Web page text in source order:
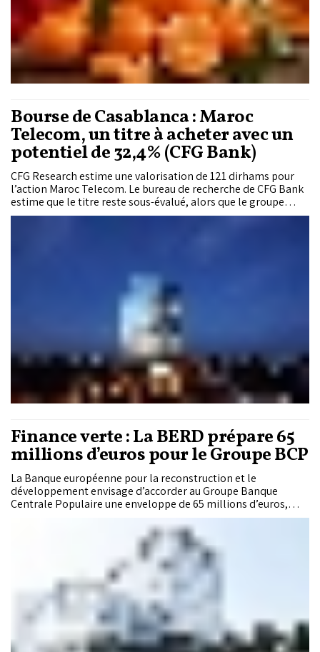
Bourse de Casablanca : Maroc
Telecom, un titre à acheter avec un
potentiel de 32,4% (CFG Bank)
CFG Research estime une valorisation de 121 dirhams pour
l’action Maroc Telecom. Le bureau de recherche de CFG Bank
estime que le titre reste sous-évalué, alors que le groupe
renoue avec la croissance au Maroc et poursuit son expansion
2026. La recommandation repose sur le redressement des
activités domestiques, la poursuite de la croissance des
filiales internationales et le maintien de marges
opérationnelles élevées. Le bureau de recherche souligne
également les perspectives offertes par la fibre optique, la
consommation de données mobiles, le déploiement attendu
de la 5G et le développement du mobile money en Afrique.
Finance verte : La BERD prépare 65
millions d’euros pour le Groupe BCP
La Banque européenne pour la reconstruction et le
développement envisage d’accorder au Groupe Banque
Centrale Populaire une enveloppe de 65 millions d’euros,
répartie en deux prêts destinés à financer la transition
climatique des entreprises marocaines. Cette opération,
soutenue par le Fonds vert pour le climat, l’Union
européenne et le Canada, a pour objectif d’accompagner
aussi bien les PME que les entreprises de taille intermédiaire
dans leurs investissements verts.